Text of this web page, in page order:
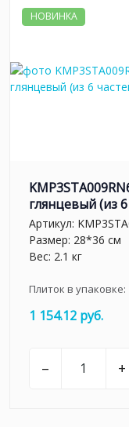
НОВИНКА
глянцевый (из
Артикул:
Размер: 28*36 см
Вес: 2.1 кг
Плиток в упаковке:
1 154.12 руб.
– +